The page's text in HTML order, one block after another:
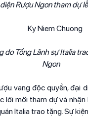
Rượu Ngon tham dự
do Tổng Lãnh sự Italia
Ngon
vang độc quyền, đại
lời mời tham dự và
Italia trao tặng. Sự